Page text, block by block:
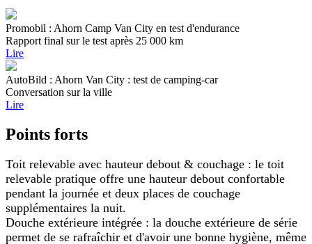
Promobil : Ahorn Camp Van City en test d'endurance
Rapport final sur le test après 25 000 km
Lire
AutoBild : Ahorn Van City : test de camping-car
Conversation sur la ville
Lire
Points forts
Toit relevable avec hauteur debout & couchage : le toit
relevable pratique offre une hauteur debout confortable
pendant la journée et deux places de couchage
supplémentaires la nuit.
Douche extérieure intégrée : la douche extérieure de série
permet de se rafraîchir et d'avoir une bonne hygiène, même